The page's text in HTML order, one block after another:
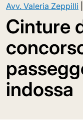
Avv. Valeria Zeppilli
Cinture
indossa